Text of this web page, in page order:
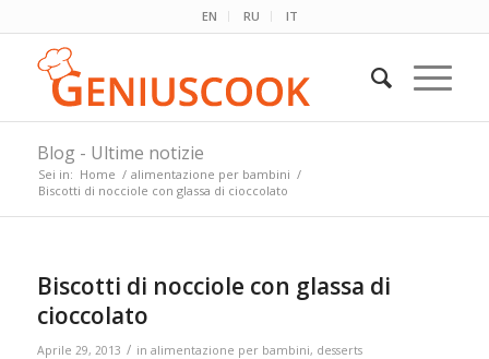
EN RU IT
Blog - Ultime notizie
Sei in: Home / alimentazione per bambini /
Biscotti di nocciole con glassa di cioccolato
Biscotti di nocciole con glassa di
cioccolato
Aprile 29, 2013 / in alimentazione per bambini, desserts